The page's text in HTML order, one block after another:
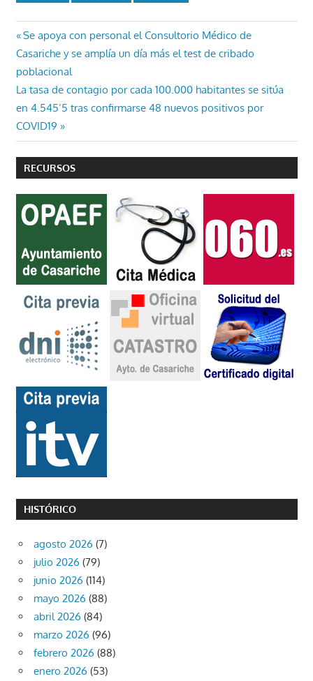
Navegación
de
entradas
Entrada
anterior:
Se apoya con personal el Consultorio Médico de
Casariche y se amplía un día más el test de cribado
poblacional
Entrada
siguiente:
La tasa de contagio por cada 100.000 habitantes se sitúa
en 4.545’5 tras confirmarse 48 nuevos positivos por
COVID19
RECURSOS
HISTÓRICO
agosto 2026 (7)
julio 2026 (79)
junio 2026 (114)
mayo 2026 (88)
abril 2026 (84)
marzo 2026 (96)
febrero 2026 (88)
enero 2026 (53)